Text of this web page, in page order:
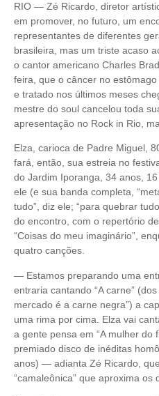
RIO — Zé Ricardo, diretor
em promover, no futuro, um
representantes de diferentes
brasileira, mas um triste acaso
o cantor americano Charles
feira, que o câncer no
e tratado nos últimos meses
mestre do soul cancelou toda
apresentação no Rock in Rio,
Elza, carioca de Padre Miguel,
fará, então, sua estreia no
do Jardim Iporanga, 34 anos,
ele (e sua banda completa,
tudo”, diz ele; “para quebrar
do encontro, com o repertório
“Coisas do meu imaginário”,
quatro canções.
— Estamos preparando uma
entraria cantando “A carne”
mercado é a carne negra”) a
uma rima por cima. Elza vai
a gente pensa em “A mulher do
premiado disco de inéditas
anos) — adianta Zé Ricardo,
“camaleônica” que aproxima os